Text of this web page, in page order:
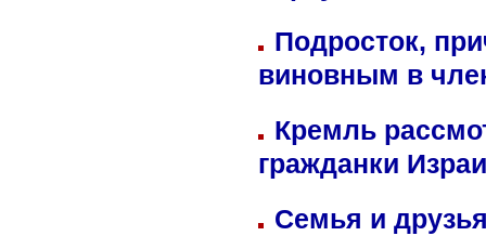
Подросток,
виновным в
Кремль
гражданки
Семья и